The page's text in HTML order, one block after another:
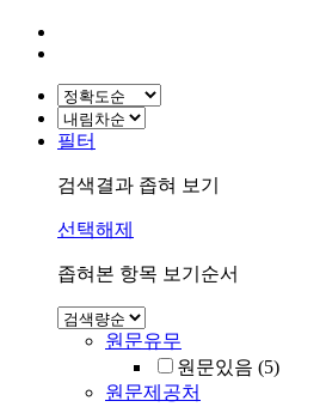
필터
검색결과 좁혀 보기
선택해제
좁혀본 항목 보기순서
원문유무
원문있음 (5)
원문제공처